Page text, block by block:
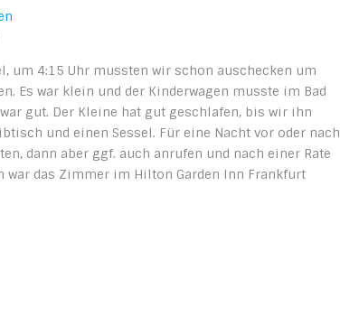
um 4:15 Uhr mussten wir schon auschecken um
Es war klein und der Kinderwagen musste im Bad
gut. Der Kleine hat gut geschlafen, bis wir ihn
und einen Sessel. Für eine Nacht vor oder nach
dann aber ggf. auch anrufen und nach einer Rate
war das Zimmer im Hilton Garden Inn Frankfurt